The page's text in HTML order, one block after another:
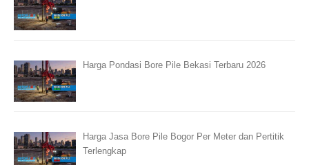
Harga Pondasi Bore Pile Bekasi Terbaru 2026
Harga Jasa Bore Pile Bogor Per Meter dan Pertitik
Terlengkap